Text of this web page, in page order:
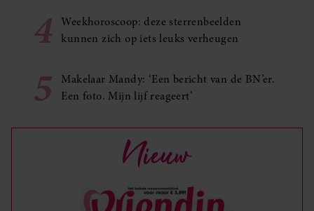
4
Weekhoroscoop: deze sterrenbeelden
kunnen zich op iets leuks verheugen
5
Makelaar Mandy: ‘Een bericht van de BN’er.
Een foto. Mijn lijf reageert’
Nieuw